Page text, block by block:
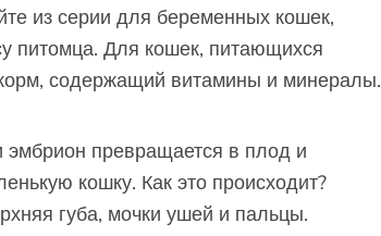
из серии для беременных кошек,
питомца. Для кошек, питающихся
содержащий витамины и минералы.
эмбрион превращается в плод и
кошку. Как это происходит?
губа, мочки ушей и пальцы.